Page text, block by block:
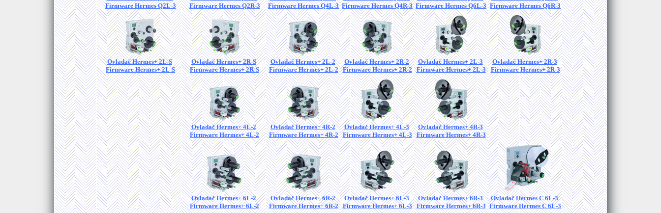
Firmware Hermes Q2L-3
Firmware Hermes Q2R-3
Firmware Hermes Q4L-3 Firmware Hermes Q4R-3 Firmware Hermes Q6L-3 Firmware Hermes Q6R-3
Ovladač Hermes+ 2L-S
Firmware Hermes+ 2L-S
Ovladač Hermes+ 2R-S
Firmware Hermes+ 2R-S
Ovladač Hermes+ 2L-2
Firmware Hermes+ 2L-2
Ovladač Hermes+ 2R-2
Firmware Hermes+ 2R-2
Ovladač Hermes+ 2L-3
Firmware Hermes+ 2L-3
Ovladač Hermes+ 2R-3
Firmware Hermes+ 2R-3
Ovladač Hermes+ 4L-2
Firmware Hermes+ 4L-2
Ovladač Hermes+ 4R-2
Firmware Hermes+ 4R-2
Ovladač Hermes+ 4L-3
Firmware Hermes+ 4L-3
Ovladač Hermes+ 4R-3
Firmware Hermes+ 4R-3
Ovladač Hermes+ 6L-2
Firmware Hermes+ 6L-2
Ovladač Hermes+ 6R-2
Firmware Hermes+ 6R-2
Ovladač Hermes+ 6L-3
Firmware Hermes+ 6L-3
Ovladač Hermes+ 6R-3
Firmware Hermes+ 6R-3
Ovladač Hermes C 6L-3
Firmware Hermes C 6L-3